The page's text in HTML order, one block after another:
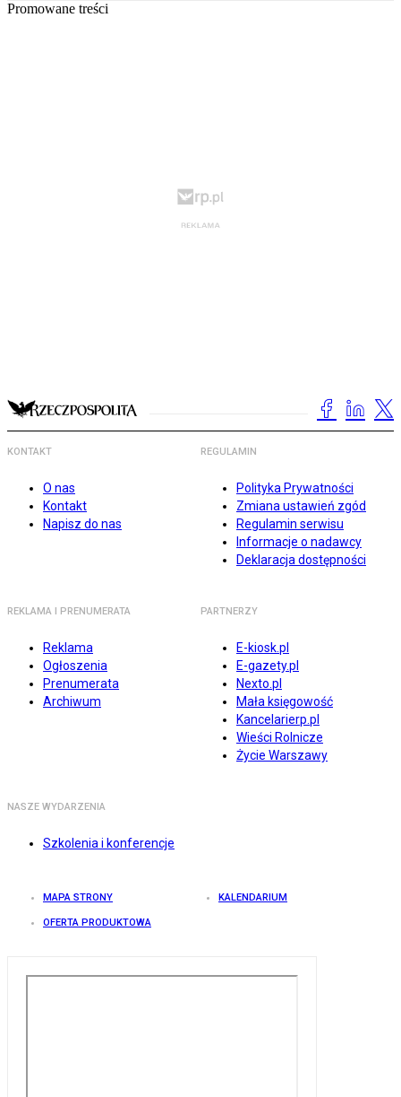
Promowane treści
KONTAKT
O nas
Kontakt
Napisz do nas
REGULAMIN
Polityka Prywatności
Zmiana ustawień zgód
Regulamin serwisu
Informacje o nadawcy
Deklaracja dostępności
REKLAMA I PRENUMERATA
Reklama
Ogłoszenia
Prenumerata
Archiwum
PARTNERZY
E-kiosk.pl
E-gazety.pl
Nexto.pl
Mała księgowość
Kancelarierp.pl
Wieści Rolnicze
Życie Warszawy
NASZE WYDARZENIA
Szkolenia i konferencje
MAPA STRONY KALENDARIUM
OFERTA PRODUKTOWA